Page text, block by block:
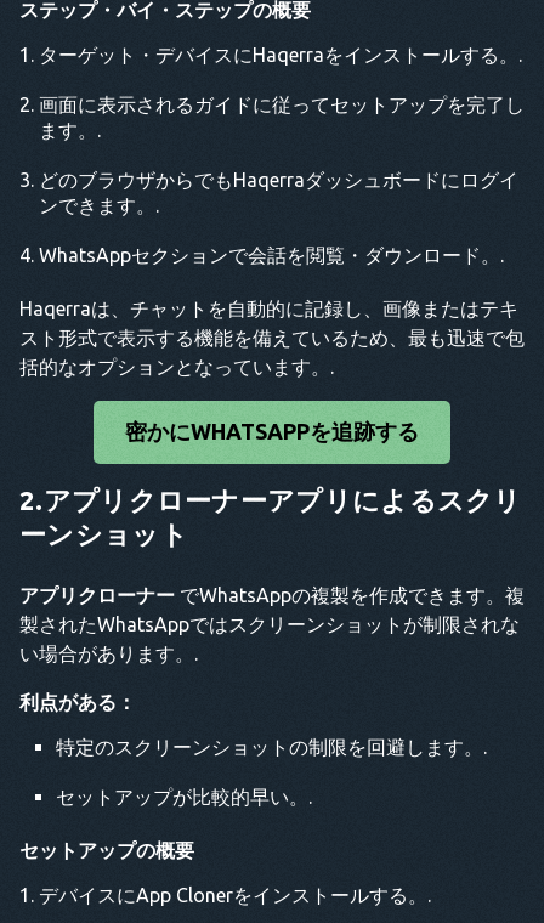
ステップ・バイ・ステップの概要
ターゲット・デバイスにHaqerraをインストールする。.
画面に表示されるガイドに従ってセットアップを完了し
ます。.
どのブラウザからでもHaqerraダッシュボードにログイ
ンできます。.
WhatsAppセクションで会話を閲覧・ダウンロード。.
Haqerraは、チャットを自動的に記録し、画像またはテキ
スト形式で表示する機能を備えているため、最も迅速で包
括的なオプションとなっています。.
密かにWHATSAPPを追跡する
2.アプリクローナーアプリによるスクリ
ーンショット
アプリクローナー でWhatsAppの複製を作成できます。複
製されたWhatsAppではスクリーンショットが制限されな
い場合があります。.
利点がある：
特定のスクリーンショットの制限を回避します。.
セットアップが比較的早い。.
セットアップの概要
デバイスにApp Clonerをインストールする。.